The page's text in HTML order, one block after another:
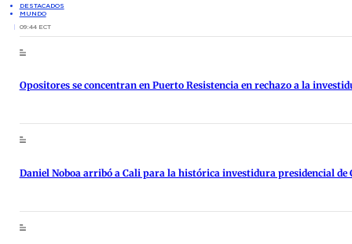
DESTACADOS
MUNDO
09:44 ECT
Opositores se concentran en Puerto Resistencia en rechazo a la
Daniel Noboa arribó a Cali para la histórica investidura presidencial de